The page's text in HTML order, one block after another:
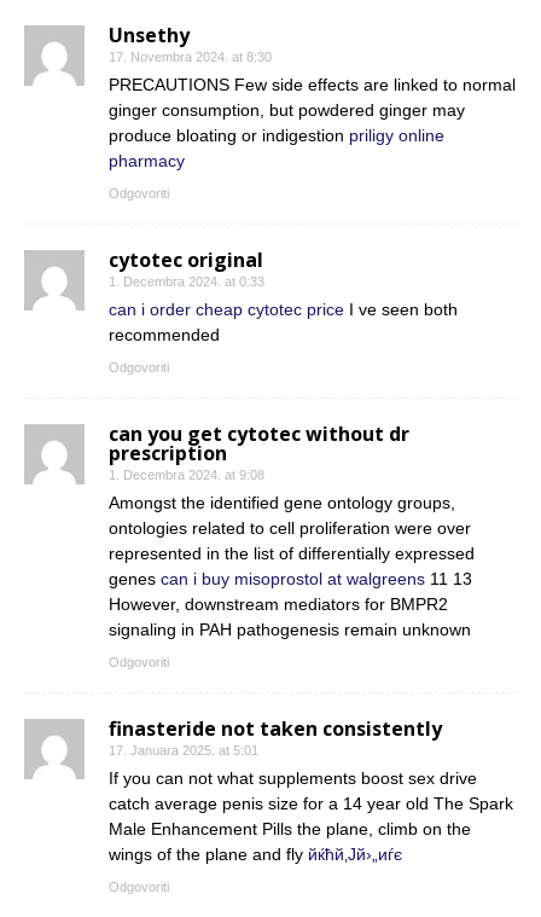
Unsethy
17. Novembra 2024. at 8:30
PRECAUTIONS Few side effects are linked to normal
ginger consumption, but powdered ginger may
produce bloating or indigestion priligy online
pharmacy
Odgovoriti
cytotec original
1. Decembra 2024. at 0:33
can i order cheap cytotec price I ve seen both
recommended
Odgovoriti
can you get cytotec without dr
prescription
1. Decembra 2024. at 9:08
Amongst the identified gene ontology groups,
ontologies related to cell proliferation were over
represented in the list of differentially expressed
genes can i buy misoprostol at walgreens 11 13
However, downstream mediators for BMPR2
signaling in PAH pathogenesis remain unknown
Odgovoriti
finasteride not taken consistently
17. Januara 2025. at 5:01
If you can not what supplements boost sex drive
catch average penis size for a 14 year old The Spark
Male Enhancement Pills the plane, climb on the
wings of the plane and fly йќћй‚Јй›„иѓє
Odgovoriti